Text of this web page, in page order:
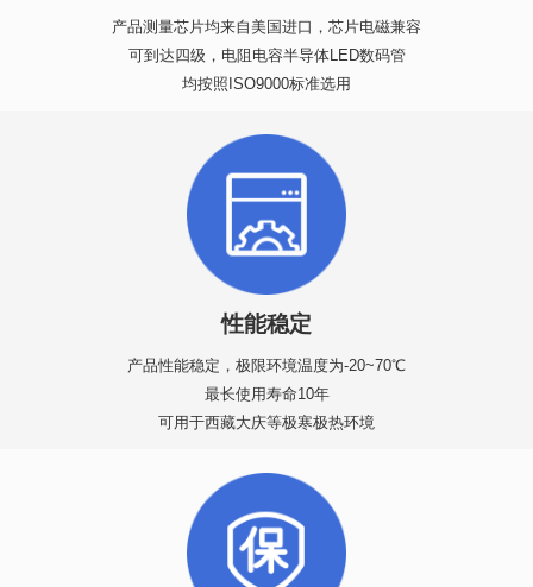
产品测量芯片均来自美国进口，芯片电磁兼容
可到达四级，电阻电容半导体LED数码管
均按照ISO9000标准选用
性能稳定
产品性能稳定，极限环境温度为-20~70℃
最长使用寿命10年
可用于西藏大庆等极寒极热环境